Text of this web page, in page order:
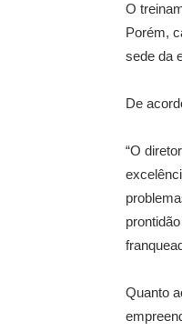
O
Porém,
sede da
De
“O
Quanto